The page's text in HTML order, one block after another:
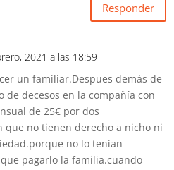
Responder
2021 a las 18:59
un familiar.Despues demás de
de decesos en la compañía con
de 25€ por dos
que no tienen derecho a nicho ni
no lo tenian
pagarlo la familia.cuando